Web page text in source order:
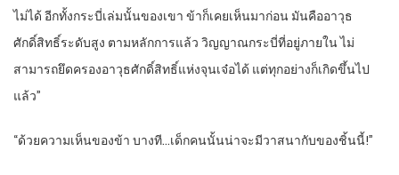
ไม่ได้ อีกทั้งกระบี่เล่มนั้นของเขา ข้าก็เคยเห็นมาก่อน มันคืออาวุธ
ศักดิ์สิทธิ์ระดับสูง ตามหลักการแล้ว วิญญาณกระบี่ที่อยู่ภายใน ไม่
สามารถยึดครองอาวุธศักดิ์สิทธิ์แห่งจุนเจ๋อได้ แต่ทุกอย่างก็เกิดขึ้นไป
แล้ว”
“ด้วยความเห็นของข้า บางที…เด็กคนนั้นน่าจะมีวาสนากับของชิ้นนี้!”